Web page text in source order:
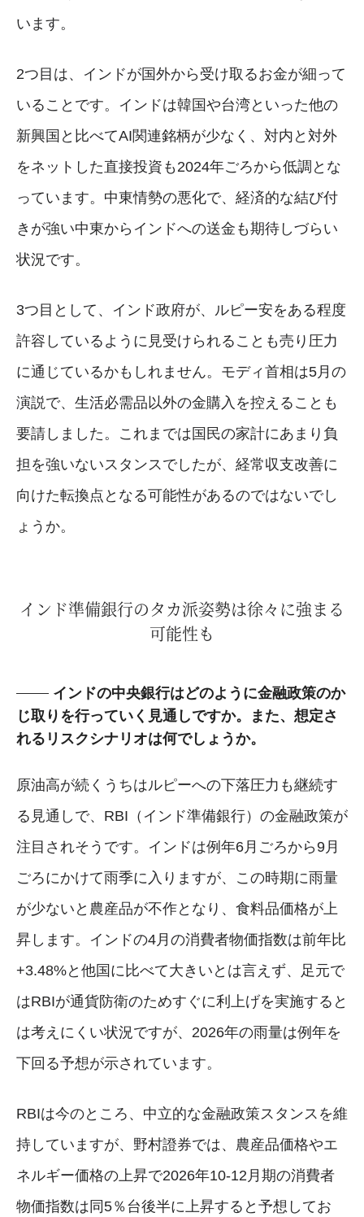
います。
2つ目は、インドが国外から受け取るお金が細って
いることです。インドは韓国や台湾といった他の
新興国と比べてAI関連銘柄が少なく、対内と対外
をネットした直接投資も2024年ごろから低調とな
っています。中東情勢の悪化で、経済的な結び付
きが強い中東からインドへの送金も期待しづらい
状況です。
3つ目として、インド政府が、ルピー安をある程度
許容しているように見受けられることも売り圧力
に通じているかもしれません。モディ首相は5月の
演説で、生活必需品以外の金購入を控えることも
要請しました。これまでは国民の家計にあまり負
担を強いないスタンスでしたが、経常収支改善に
向けた転換点となる可能性があるのではないでし
ょうか。
インド準備銀行のタカ派姿勢は徐々に強まる
可能性も
インドの中央銀行はどのように金融政策のか
じ取りを行っていく見通しですか。また、想定さ
れるリスクシナリオは何でしょうか。
原油高が続くうちはルピーへの下落圧力も継続す
る見通しで、RBI（インド準備銀行）の金融政策が
注目されそうです。インドは例年6月ごろから9月
ごろにかけて雨季に入りますが、この時期に雨量
が少ないと農産品が不作となり、食料品価格が上
昇します。インドの4月の消費者物価指数は前年比
+3.48%と他国に比べて大きいとは言えず、足元で
はRBIが通貨防衛のためすぐに利上げを実施すると
は考えにくい状況ですが、2026年の雨量は例年を
下回る予想が示されています。
RBIは今のところ、中立的な金融政策スタンスを維
持していますが、野村證券では、農産品価格やエ
ネルギー価格の上昇で2026年10-12月期の消費者
物価指数は同5％台後半に上昇すると予想してお